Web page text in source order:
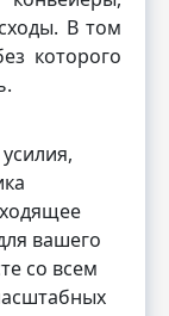
В том
которого
вашего
со всем